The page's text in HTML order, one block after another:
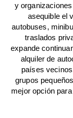
y
asequible el
autobuses,
traslados
expande
alquiler de
países
grupos
mejor opción